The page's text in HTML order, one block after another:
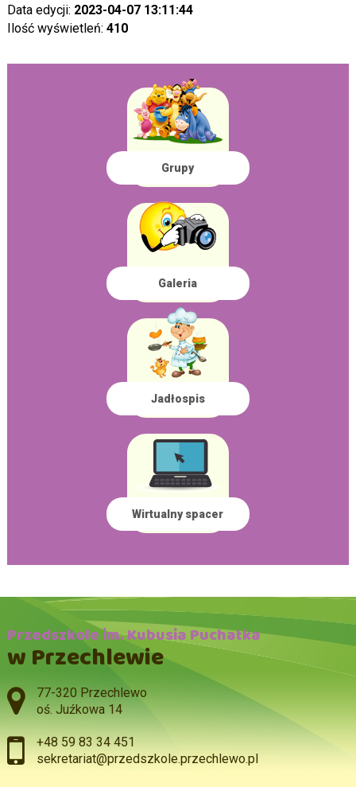
Data edycji: 2023-04-07 13:11:44
Ilość wyświetleń: 410
Grupy
Galeria
Jadłospis
Wirtualny spacer
Przedszkole im. Kubusia Puchatka
w Przechlewie
Adres pocztowy:
77-320 Przechlewo
oś. Juźkowa 14
+48 59 83 34 451
sekretariat@przedszkole.przechlewo.pl